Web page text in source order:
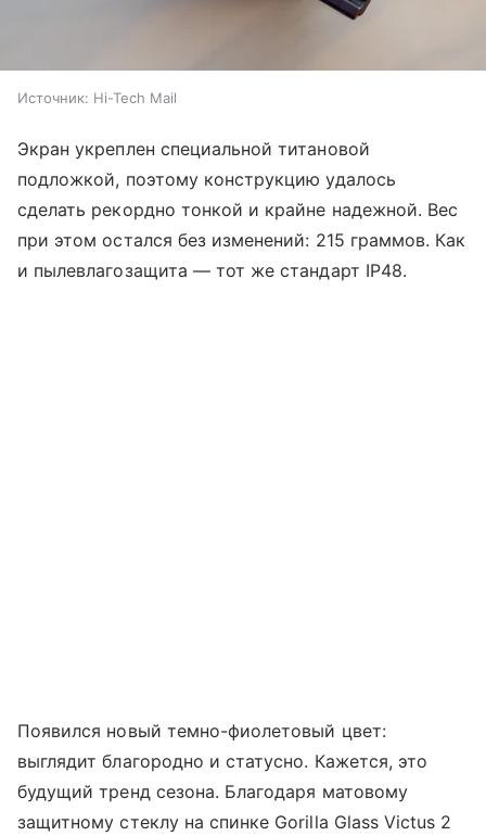
Источник: Hi-Tech Mail
Экран укреплен специальной титановой
подложкой, поэтому конструкцию удалось
сделать рекордно тонкой и крайне надежной. Вес
при этом остался без изменений: 215 граммов. Как
и пылевлагозащита — тот же стандарт IP48.
Появился новый темно-фиолетовый цвет:
выглядит благородно и статусно. Кажется, это
будущий тренд сезона. Благодаря матовому
защитному стеклу на спинке Gorilla Glass Victus 2